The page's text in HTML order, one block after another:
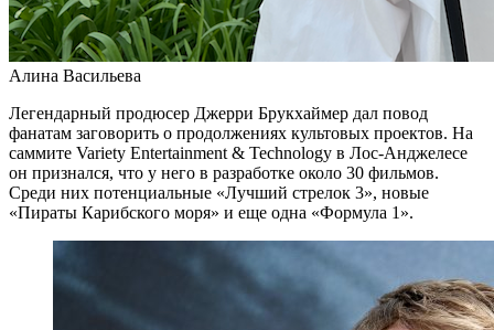
Алина Васильева
Легендарный продюсер Джерри Брукхаймер дал повод
фанатам заговорить о продолжениях культовых проектов. На
саммите Variety Entertainment & Technology в Лос-Анджелесе
он признался, что у него в разработке около 30 фильмов.
Среди них потенциальные «Лучший стрелок 3», новые
«Пираты Карибского моря» и еще одна «Формула 1».